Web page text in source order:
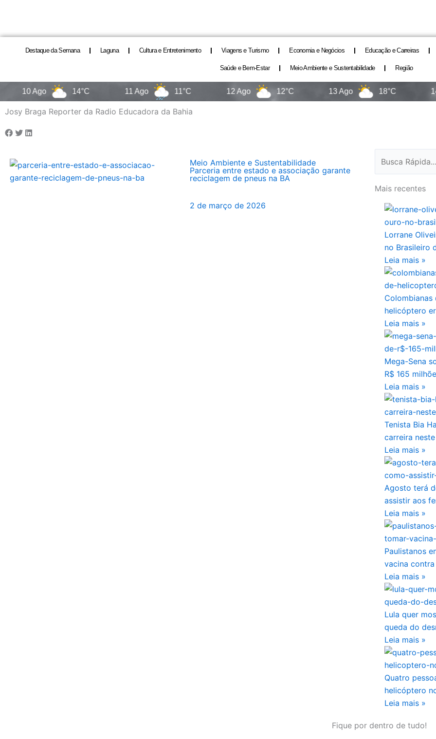
Destaque da Semana Laguna Cultura e Entretenimento Viagens e Turismo Economia e Negócios Educação e Carreiras
Saúde e Bem-Estar Meio Ambiente e Sustentabilidade Região
10 Ago 14°C 11 Ago 11°C 12 Ago 12°C 13 Ago 18°C 14
Josy Braga Reporter da Radio Educadora da Bahia
Meio Ambiente e Sustentabilidade
Parceria entre estado e associação garante
reciclagem de pneus na BA
2 de março de 2026
Mais recentes
Lorrane
no Brasileiro
Leia mais »
Colombianas
helicóptero
Leia mais »
Mega-Sena
R$ 165
Leia mais »
Tenista Bia
carreira
Leia mais »
Agosto terá
assistir aos
Leia mais »
Paulistanos
vacina
Leia mais »
Lula quer
queda do
Leia mais »
Quatro
helicóptero
Leia mais »
Fique por dentro de tudo!